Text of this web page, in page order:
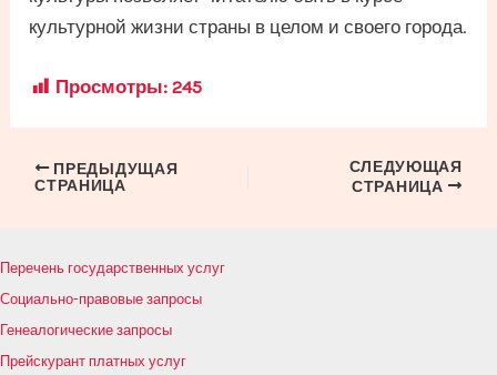
культурной жизни страны в целом и своего города.
Просмотры: 245
Навигация
ПРЕДЫДУЩАЯ
СТРАНИЦА
СЛЕДУЮЩАЯ
СТРАНИЦА
Перечень государственных услуг
Социально-правовые запросы
Генеалогические запросы
Прейскурант платных услуг